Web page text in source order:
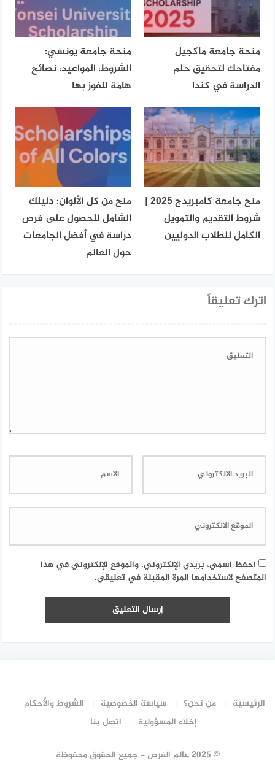
منحة جامعة ماكجيل
مفتاحك لتحقيق حلم
الدراسة في كندا
منحة جامعة يونسي:
الشروط، المواعيد، نصائح
هامة للفوز بها
منح جامعة كامبريدج 2025 |
شروط التقديم والتمويل
الكامل للطلاب الدوليين
منح من كل الألوان: دليلك
الشامل للحصول على فرص
دراسة في أفضل الجامعات
حول العالم
اترك تعليقاً
احفظ اسمي، بريدي الإلكتروني، والموقع الإلكتروني في هذا
المتصفح لاستخدامها المرة المقبلة في تعليقي.
الرئيسية من نحن؟ سياسة الخصوصية
الشروط والأحكام
إخلاء المسؤولية
اتصل بنا
© 2025 عالم الفرص - جميع الحقوق محفوظة